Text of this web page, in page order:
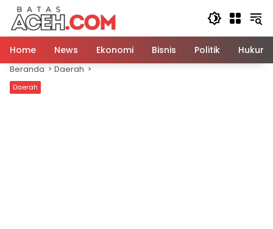
Langsung
konten
Home
News Ekonomi Bisnis Politik Hukum
Beranda Daerah
Daerah